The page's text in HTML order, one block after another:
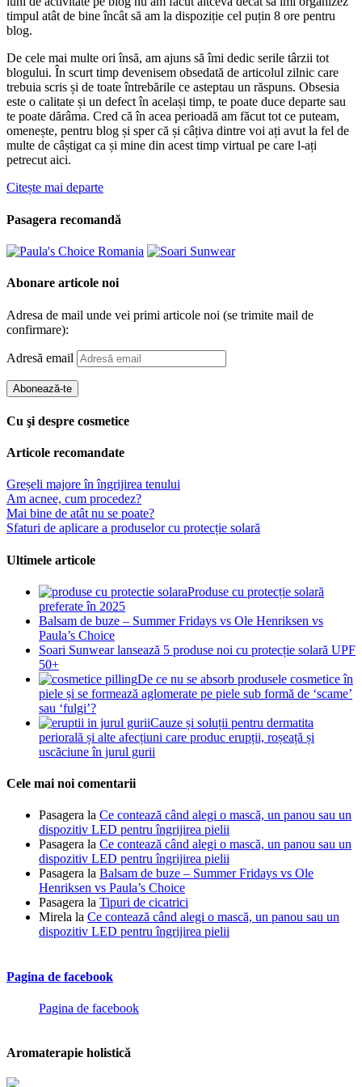
timpul atât de bine încât să am la dispoziție cel puțin 8 ore pentru
blog.
De cele mai multe ori însă, am ajuns să îmi dedic serile târzii tot
blogului. În scurt timp devenisem obsedată de articolul zilnic care
trebuia scris și de toate întrebările ce asteptau un răspuns. Obsesia
este o calitate și un defect în același timp, te poate duce departe sau
te poate dărâma. Cred că în acea perioadă am făcut tot ce puteam,
omenește, pentru blog și sper că și câțiva dintre voi ați avut la fel de
multe de câștigat ca și mine din acest timp virtual pe care l-ați
petrecut aici.
Citește mai departe
Pasagera recomandă
Abonare articole noi
Adresa de mail unde vei primi articole noi (se trimite mail de
confirmare):
Adresă email
Abonează-te
Cu şi despre cosmetice
Articole recomandate
Greșeli majore în îngrijirea tenului
Am acnee, cum procedez?
Mai bine de atât nu se poate?
Sfaturi de aplicare a produselor cu protecție solară
Ultimele articole
Produse cu protecție solară
preferate în 2025
Balsam de buze – Summer Fridays vs Ole Henriksen vs
Paula’s Choice
Soari Sunwear lansează 5 produse noi cu protecție solară UPF
50+
De ce nu se absorb produsele cosmetice în
piele și se formează aglomerate pe piele sub formă de ‘scame’
sau ‘fulgi’?
Cauze și soluții pentru dermatita
periorală și alte afecțiuni care produc erupții, roșeață și
uscăciune în jurul gurii
Cele mai noi comentarii
Pasagera la Ce contează când alegi o mască, un panou sau un
dispozitiv LED pentru îngrijirea pielii
Pasagera la Ce contează când alegi o mască, un panou sau un
dispozitiv LED pentru îngrijirea pielii
Pasagera la Balsam de buze – Summer Fridays vs Ole
Henriksen vs Paula’s Choice
Pasagera la Tipuri de cicatrici
Mirela la Ce contează când alegi o mască, un panou sau un
dispozitiv LED pentru îngrijirea pielii
Pagina de facebook
Pagina de facebook
Aromaterapie holistică